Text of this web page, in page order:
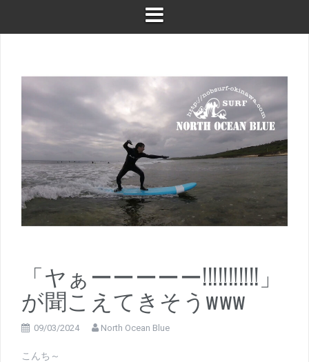
「ヤぁーーーーー!!!!!!!!!!!」
が聞こえてきそうwww
09/03/2024 North Ocean Blue
こんち～